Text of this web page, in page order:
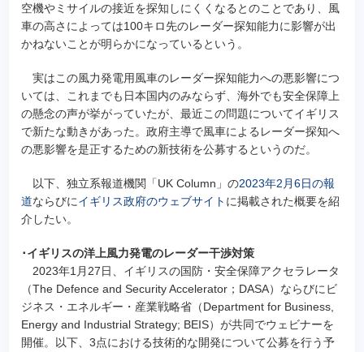
空機やミサイルの接近を探知しにくくなるとのことであり、風
車の高さによっては100キロ先のレーダー探知能力に影響が出
かねないことが明らかになっているという。
実はこの風力発電用風車のレーダー探知能力への悪影響につ
いては、これまでも日本国内のみならず、海外でも安全保障上
の懸念の声が挙がっていたが、最近この問題についてイギリス
で新たな動きがあった。政府主導で風車によるレーダー探知へ
の悪影響を是正するための新技術を公募するというのだ。
以下、独立系報道機関「UK Column」の2023年2月6日の報
道ならびにイギリス政府のウェブサイト に掲載された概要を紹
介したい。
･イギリスの洋上風力発電のレーダー干渉対策
2023年1月27日、イギリスの国防・安全保障アクセラレータ
（The Defence and Security Accelerator；DASA）ならびにビ
ジネス・エネルギー・産業戦略省（Department for Business,
Energy and Industrial Strategy; BEIS）が共同でウェビナーを
開催。以下、3点における技術的な開発について公募を行う予